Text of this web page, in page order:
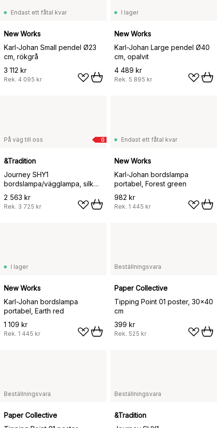
Endast ett fåtal kvar
New Works
Karl-Johan Small pendel Ø23
cm, rökgrå
3 112 kr
Rek. 4 095 kr
I lager
New Works
Karl-Johan Large pendel Ø40
cm, opalvit
4 489 kr
Rek. 5 895 kr
G
På väg till oss
&Tradition
Journey SHY1
bordslampa/vägglampa, silk
grey
2 563 kr
Rek. 3 725 kr
Endast ett fåtal kvar
New Works
Karl-Johan bordslampa
portabel, Forest green
982 kr
Rek. 1 445 kr
I lager
New Works
Karl-Johan bordslampa
portabel, Earth red
1 109 kr
Rek. 1 445 kr
Beställningsvara
Paper Collective
Tipping Point 01 poster, 30x40
cm
399 kr
Rek. 525 kr
Beställningsvara
Paper Collective
Beställningsvara
&Tradition